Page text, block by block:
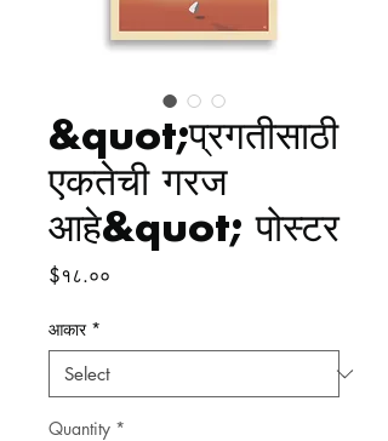
&quot;प्रगतीसाठी
एकतेची गरज
आहे&quot; पोस्टर
$१८.००
आकार *
Quantity *